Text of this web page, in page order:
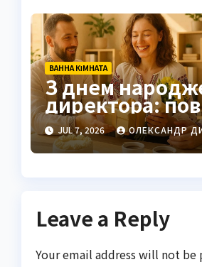
ВАННА КІМНАТА
З днем
директора:
з етикету та
JUL 7, 2026 ОЛЕКСАНДР
Leave a Reply
Your email address will not be